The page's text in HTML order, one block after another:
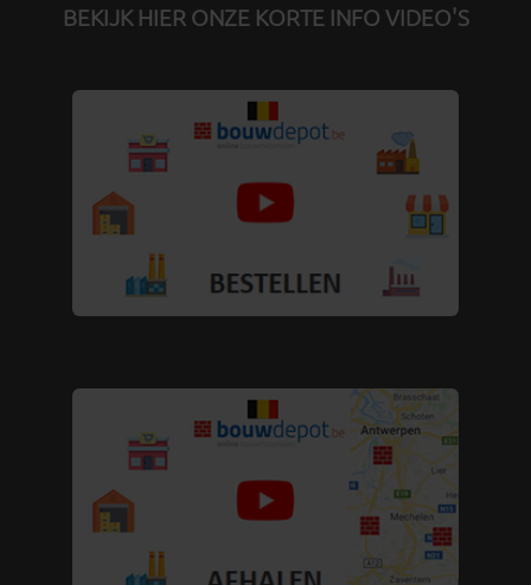
BEKIJK HIER ONZE KORTE INFO VIDEO'S